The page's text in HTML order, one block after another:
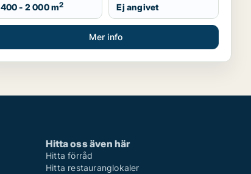
400 - 2 000 m2 Ej angivet
Mer info
Hitta oss även här
Hitta förråd
Hitta restauranglokaler